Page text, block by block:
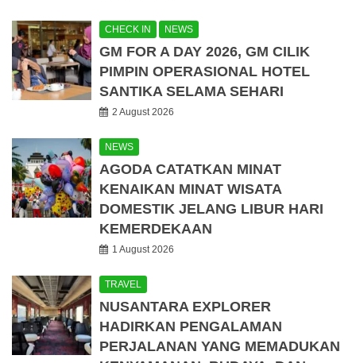
CHECK IN NEWS
GM FOR A DAY 2026, GM CILIK
PIMPIN OPERASIONAL HOTEL
SANTIKA SELAMA SEHARI
2 August 2026
NEWS
AGODA CATATKAN MINAT
KENAIKAN MINAT WISATA
DOMESTIK JELANG LIBUR HARI
KEMERDEKAAN
1 August 2026
TRAVEL
NUSANTARA EXPLORER
HADIRKAN PENGALAMAN
PERJALANAN YANG MEMADUKAN